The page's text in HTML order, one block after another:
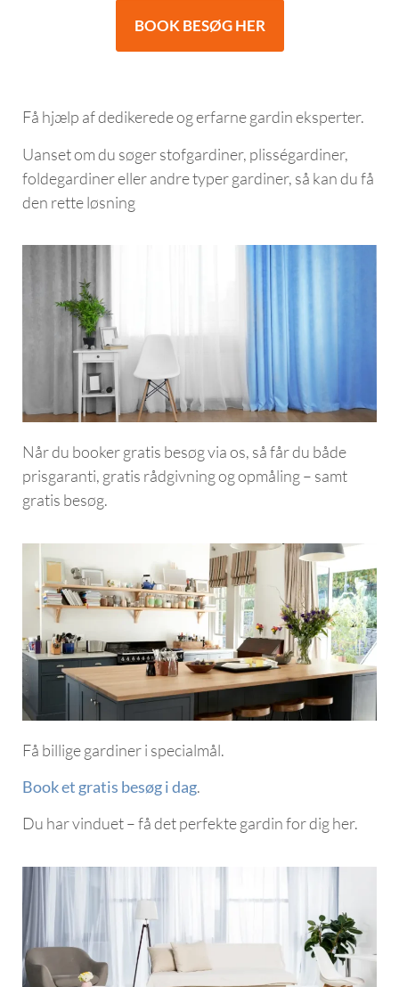
BOOK BESØG HER
Få hjælp af dedikerede og erfarne gardin eksperter.
Uanset om du søger stofgardiner, plisségardiner,
foldegardiner eller andre typer gardiner, så kan du få
den rette løsning
Når du booker gratis besøg via os, så får du både
prisgaranti, gratis rådgivning og opmåling – samt
gratis besøg.
Få billige gardiner i specialmål.
Book et gratis besøg i dag.
Du har vinduet – få det perfekte gardin for dig her.